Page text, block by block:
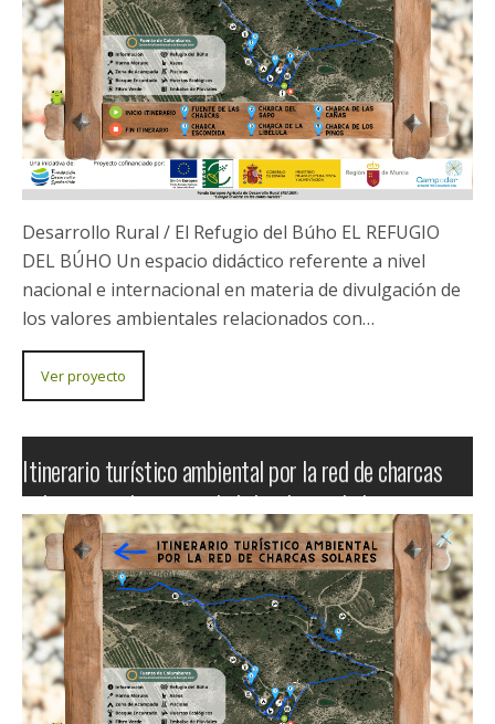
el fin de garantizar una transición justa y no dejar
a nadie atrás.
LEER MÁS >>
Desarrollo Rural
Recibimos Ayudas LEADER de la Unión
Europea y de la Región de Murcia para
dinamizar actuaciones que sirvan para
frenar la despoblación de las zonas
las mismas.
El Refugio del Búho